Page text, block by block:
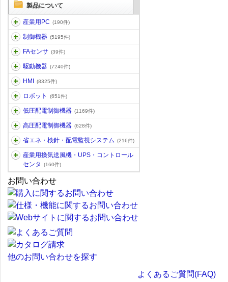
製品について
産業用PC (190件)
制御機器 (5195件)
FAセンサ (39件)
駆動機器 (7240件)
HMI (8325件)
ロボット (651件)
低圧配電制御機器 (1169件)
高圧配電制御機器 (628件)
省エネ・検針・配電監視システム (216件)
産業用換気送風機・UPS・コントロール
センタ
(160件)
お問い合わせ
他のお問い合わせを探す
よくあるご質問(FAQ)